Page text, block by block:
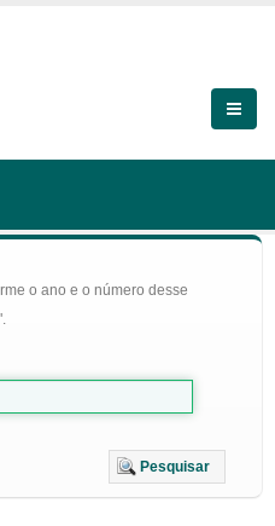
o ano e o número desse
Pesquisar